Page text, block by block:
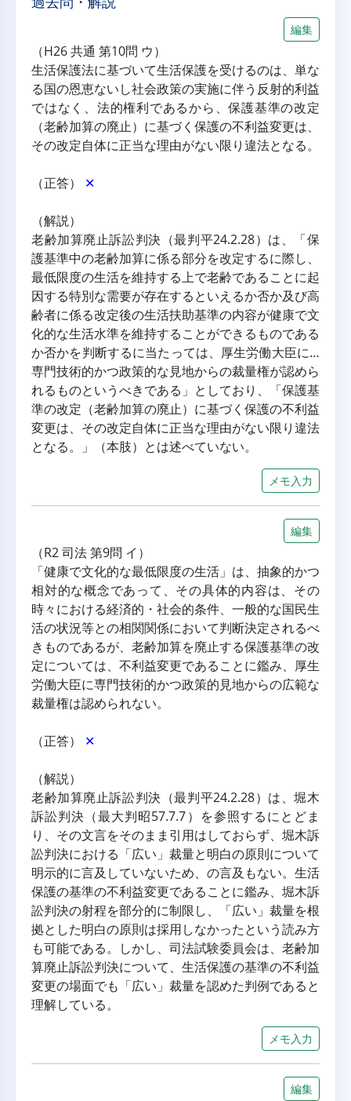
編集
（H26 共通 第10問 ウ）
生活保護法に基づいて生活保護を受けるのは、単な
る国の恩恵ないし社会政策の実施に伴う反射的利益
ではなく、法的権利であるから、保護基準の改定
（老齢加算の廃止）に基づく保護の不利益変更は、
その改定自体に正当な理由がない限り違法となる。
（正答） ✕
（解説）
老齢加算廃止訴訟判決（最判平24.2.28）は、「保
護基準中の老齢加算に係る部分を改定するに際し、
最低限度の生活を維持する上で老齢であることに起
因する特別な需要が存在するといえるか否か及び高
齢者に係る改定後の生活扶助基準の内容が健康で文
化的な生活水準を維持することができるものである
か否かを判断するに当たっては、厚生労働大臣に…
専門技術的かつ政策的な見地からの裁量権が認めら
れるものというべきである」としており、「保護基
準の改定（老齢加算の廃止）に基づく保護の不利益
変更は、その改定自体に正当な理由がない限り違法
となる。」（本肢）とは述べていない。
メモ入力
編集
（R2 司法 第9問 イ）
「健康で文化的な最低限度の生活」は、抽象的かつ
相対的な概念であって、その具体的内容は、その
時々における経済的・社会的条件、一般的な国民生
活の状況等との相関関係において判断決定されるべ
きものであるが、老齢加算を廃止する保護基準の改
定については、不利益変更であることに鑑み、厚生
労働大臣に専門技術的かつ政策的見地からの広範な
裁量権は認められない。
（正答） ✕
（解説）
老齢加算廃止訴訟判決（最判平24.2.28）は、堀木
訴訟判決（最大判昭57.7.7）を参照するにとどま
り、その文言をそのまま引用はしておらず、堀木訴
訟判決における「広い」裁量と明白の原則について
明示的に言及していないため、の言及もない。生活
保護の基準の不利益変更であることに鑑み、堀木訴
訟判決の射程を部分的に制限し、「広い」裁量を根
拠とした明白の原則は採用しなかったという読み方
も可能である。しかし、司法試験委員会は、老齢加
算廃止訴訟判決について、生活保護の基準の不利益
変更の場面でも「広い」裁量を認めた判例であると
理解している。
メモ入力
編集